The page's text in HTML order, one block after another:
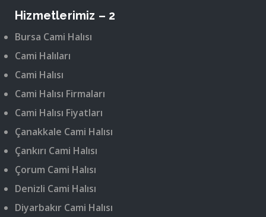
Hizmetlerimiz – 2
Bursa Cami Halısı
Cami Halıları
Cami Halısı
Cami Halısı Firmaları
Cami Halısı Fiyatları
Çanakkale Cami Halısı
Çankırı Cami Halısı
Çorum Cami Halısı
Denizli Cami Halısı
Diyarbakır Cami Halısı